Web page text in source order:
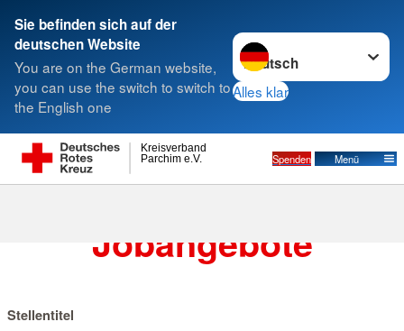
Sie befinden sich auf der
deutschen Website
You are on the German website,
you can use the switch to switch to
the English one
Sprache wechseln zu
Alles klar
Parchim e.V.
Kreisverband
Spenden Menü
Suche
Weitere (wichtige) Jobangebote
Jobangebote
Stellentitel